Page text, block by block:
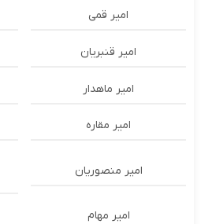
امیر قمی
امیر قنبریان
امیر ماهدار
امیر مقاره
امیر منصوریان
امیر مهام